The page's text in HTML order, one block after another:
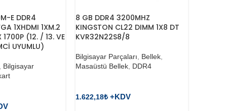
E DDR4
1XHDMI 1XM.2
1700P (12. / 13. VE
UYUMLU)
Bilgisayar
8 GB DDR4 3200MHZ
KINGSTON CL22 DIMM 1X8 DT
KVR32N22S8/8
Bilgisayar Parçaları Bellek,
Masaüstü Bellek, DDR4
1.622,18₺